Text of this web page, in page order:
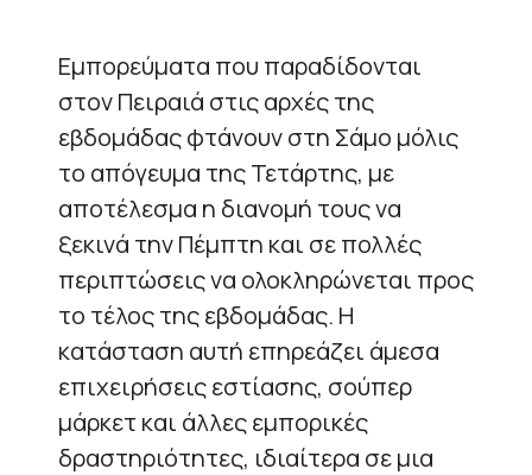
Εμπορεύματα που παραδίδονται
στον Πειραιά στις αρχές της
εβδομάδας φτάνουν στη Σάμο μόλις
το απόγευμα της Τετάρτης, με
αποτέλεσμα η διανομή τους να
ξεκινά την Πέμπτη και σε πολλές
περιπτώσεις να ολοκληρώνεται προς
το τέλος της εβδομάδας. Η
κατάσταση αυτή επηρεάζει άμεσα
επιχειρήσεις εστίασης, σούπερ
μάρκετ και άλλες εμπορικές
δραστηριότητες, ιδιαίτερα σε μια